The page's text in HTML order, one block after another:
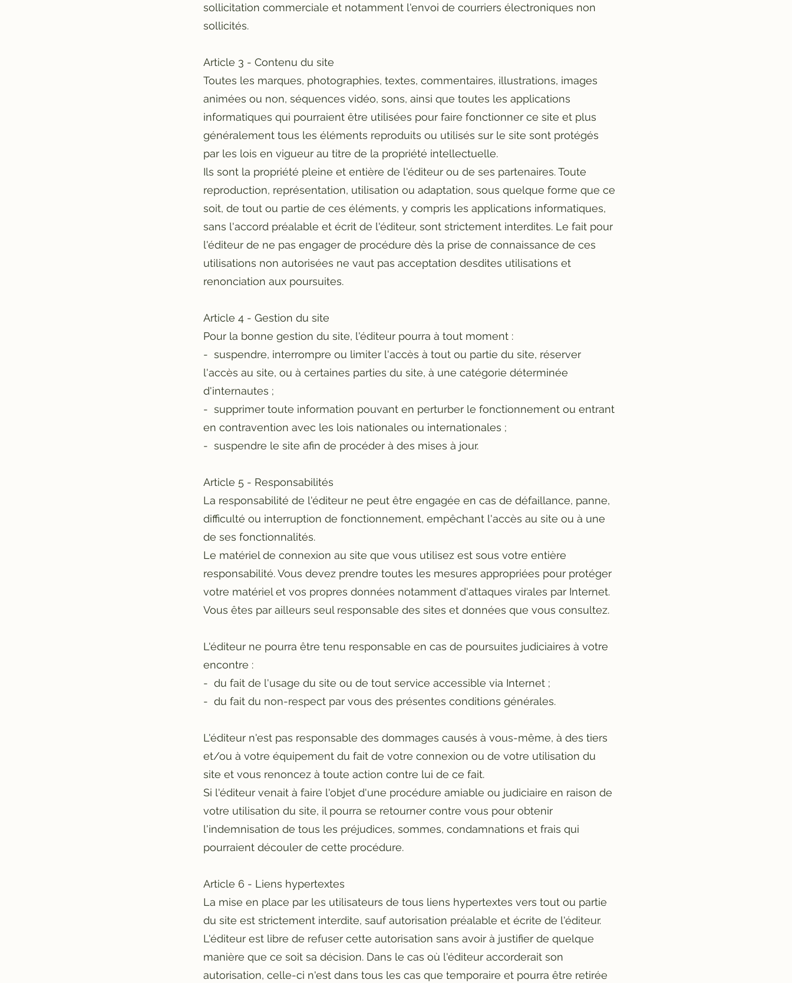
sollicitation commerciale et notamment l'envoi de courriers électroniques non
sollicités.
Article 3 - Contenu du site
Toutes les marques, photographies, textes, commentaires, illustrations, images
animées ou non, séquences vidéo, sons, ainsi que toutes les applications
informatiques qui pourraient être utilisées pour faire fonctionner ce site et plus
généralement tous les éléments reproduits ou utilisés sur le site sont protégés
par les lois en vigueur au titre de la propriété intellectuelle.
Ils sont la propriété pleine et entière de l'éditeur ou de ses partenaires. Toute
reproduction, représentation, utilisation ou adaptation, sous quelque forme que ce
soit, de tout ou partie de ces éléments, y compris les applications informatiques,
sans l'accord préalable et écrit de l'éditeur, sont strictement interdites. Le fait pour
l'éditeur de ne pas engager de procédure dès la prise de connaissance de ces
utilisations non autorisées ne vaut pas acceptation desdites utilisations et
renonciation aux poursuites.
Article 4 - Gestion du site
Pour la bonne gestion du site, l'éditeur pourra à tout moment :
- suspendre, interrompre ou limiter l'accès à tout ou partie du site, réserver
l'accès au site, ou à certaines parties du site, à une catégorie déterminée
d'internautes ;
- supprimer toute information pouvant en perturber le fonctionnement ou entrant
en contravention avec les lois nationales ou internationales ;
- suspendre le site afin de procéder à des mises à jour.
Article 5 - Responsabilités
La responsabilité de l'éditeur ne peut être engagée en cas de défaillance, panne,
difficulté ou interruption de fonctionnement, empêchant l'accès au site ou à une
de ses fonctionnalités.
Le matériel de connexion au site que vous utilisez est sous votre entière
responsabilité. Vous devez prendre toutes les mesures appropriées pour protéger
votre matériel et vos propres données notamment d'attaques virales par Internet.
Vous êtes par ailleurs seul responsable des sites et données que vous consultez.
L'éditeur ne pourra être tenu responsable en cas de poursuites judiciaires à votre
encontre :
- du fait de l'usage du site ou de tout service accessible via Internet ;
- du fait du non-respect par vous des présentes conditions générales.
L'éditeur n'est pas responsable des dommages causés à vous-même, à des tiers
et/ou à votre équipement du fait de votre connexion ou de votre utilisation du
site et vous renoncez à toute action contre lui de ce fait.
Si l'éditeur venait à faire l'objet d'une procédure amiable ou judiciaire en raison de
votre utilisation du site, il pourra se retourner contre vous pour obtenir
l'indemnisation de tous les préjudices, sommes, condamnations et frais qui
pourraient découler de cette procédure.
Article 6 - Liens hypertextes
La mise en place par les utilisateurs de tous liens hypertextes vers tout ou partie
du site est strictement interdite, sauf autorisation préalable et écrite de l'éditeur.
L'éditeur est libre de refuser cette autorisation sans avoir à justifier de quelque
manière que ce soit sa décision. Dans le cas où l'éditeur accorderait son
autorisation, celle-ci n'est dans tous les cas que temporaire et pourra être retirée